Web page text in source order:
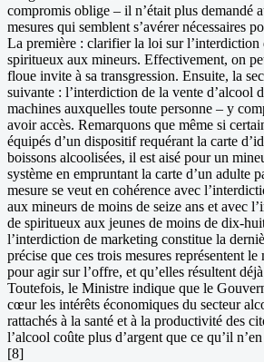
compromis oblige – il n’était plus demandé
mesures qui semblent s’avérer nécessaires
La première : clarifier la loi sur l’interdiction
spiritueux aux mineurs. Effectivement, on
floue invite à sa transgression. Ensuite, la
suivante : l’interdiction de la vente d’alcool
machines auxquelles toute personne – y
avoir accès. Remarquons que même si
équipés d’un dispositif requérant la carte
boissons alcoolisées, il est aisé pour un
système en empruntant la carte d’un adulte
mesure se veut en cohérence avec
aux mineurs de moins de seize ans et avec
de spiritueux aux jeunes de moins de dix-
l’interdiction de marketing constitue la
précise que ces trois mesures représentent
pour agir sur l’offre, et qu’elles résultent
Toutefois, le Ministre indique que le
cœur les intérêts économiques du secteur
rattachés à la santé et à la productivité des
l’alcool coûte plus d’argent que ce qu’il
[8]